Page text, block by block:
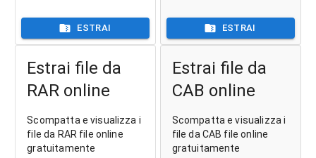
ESTRAI ESTRAI
Estrai file da
RAR online
Scompatta e visualizza i
file da RAR file online
gratuitamente
Estrai file da
CAB online
Scompatta e visualizza i
file da CAB file online
gratuitamente